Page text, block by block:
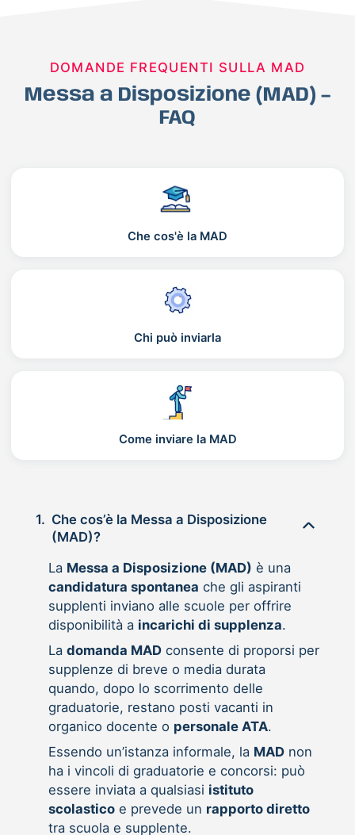
DOMANDE FREQUENTI SULLA MAD
Messa a Disposizione (MAD) –
FAQ
Che cos'è la MAD
Chi può inviarla
Come inviare la MAD
1. Che cos’è la Messa a Disposizione
(MAD)?
La Messa a Disposizione (MAD) è una
candidatura spontanea che gli aspiranti
supplenti inviano alle scuole per offrire
disponibilità a incarichi di supplenza.
La domanda MADconsente di proporsi per
supplenze di breve o media durata
quando, dopo lo scorrimento delle
graduatorie, restano posti vacanti in
organico docente o personale ATA.
Essendo un’istanza informale, la MADnon
ha i vincoli di graduatorie e concorsi: può
essere inviata a qualsiasi istituto
scolasticoe prevede un rapporto diretto
tra scuola e supplente.